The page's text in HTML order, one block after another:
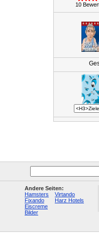
10
Andere Seiten:
Hamsters
Fixando
Virtando
Harz Hotels
Eiscreme
Bilder